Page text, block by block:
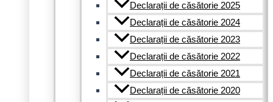
Declarații de căsătorie 2025
Declarații de căsătorie 2024
Declarații de căsătorie 2023
Declarații de căsătorie 2022
Declarații de căsătorie 2021
Declarații de căsătorie 2020